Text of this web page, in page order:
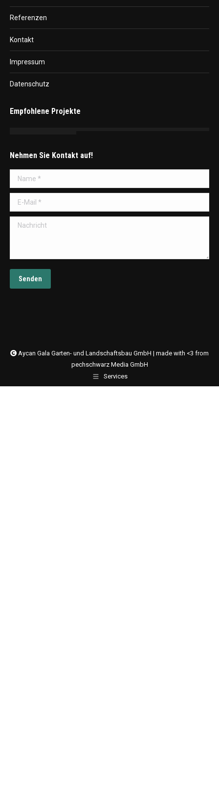
Referenzen
Kontakt
Impressum
Datenschutz
Empfohlene Projekte
Nehmen Sie Kontakt auf!
Name *
E-Mail *
Nachricht
Senden
Aycan Gala Garten- und Landschaftsbau GmbH | made with <3 from
pechschwarz Media GmbH
Services